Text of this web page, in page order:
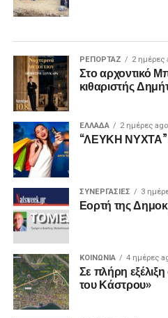
ΡΕΠΟΡΤΑΖ 2 ημέρες
Στο αρχοντικό
κιθαριστής
ΕΛΛΑΔΑ 2 ημέρες ago
“ΛΕΥΚΗ ΝΥΧΤΑ”
ΣΥΝΕΡΓΑΣΙΕΣ 3
Εορτή της
ΚΟΙΝΩΝΙΑ 4 ημέρες
Σε πλήρη εξέλιξη
του Κάστρου»